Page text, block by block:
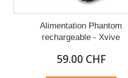
Alimentation Phantom
rechargeable - Xvive
59.00 CHF